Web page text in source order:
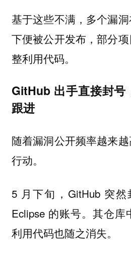
基于这些不满，多个漏
下便被公开发布，部分
整利用代码。
GitHub 出手直接封
跟进
随着漏洞公开频率越来
行动。
5 月下旬，GitHub 突然
Eclipse 的账号。其仓
利用代码也随之消失。